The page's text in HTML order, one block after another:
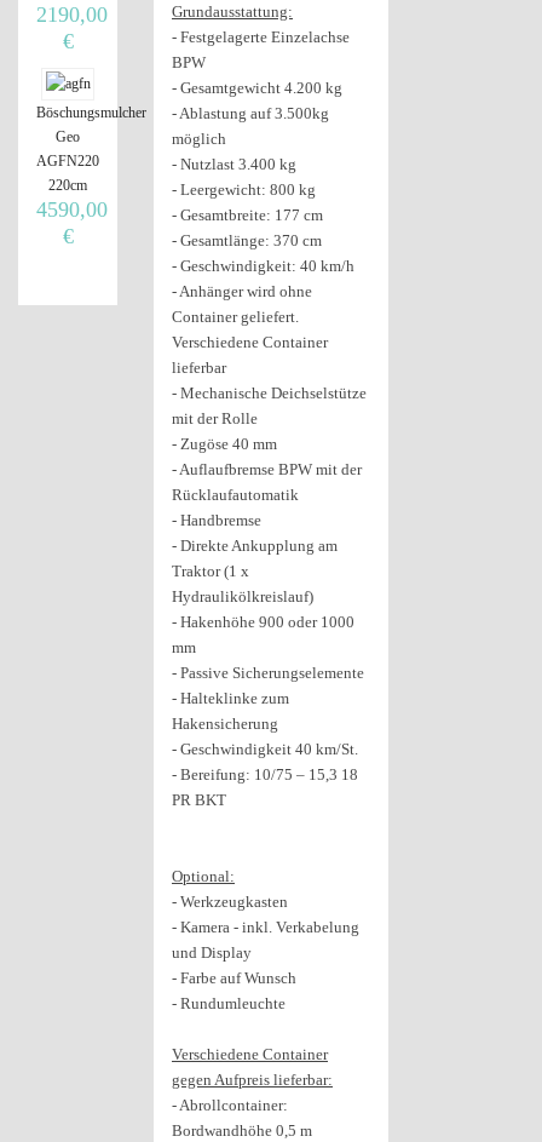
Grundausstattung:
- Festgelagerte Einzelachse
BPW
- Gesamtgewicht 4.200 kg
- Ablastung auf 3.500kg
möglich
- Nutzlast 3.400 kg
- Leergewicht: 800 kg
- Gesamtbreite: 177 cm
- Gesamtlänge: 370 cm
- Geschwindigkeit: 40 km/h
- Anhänger wird ohne
Container geliefert.
Verschiedene Container
lieferbar
- Mechanische Deichselstütze
mit der Rolle
- Zugöse 40 mm
- Auflaufbremse BPW mit der
Rücklaufautomatik
- Handbremse
- Direkte Ankupplung am
Traktor (1 x
Hydraulikölkreislauf)
- Hakenhöhe 900 oder 1000
mm
- Passive Sicherungselemente
- Halteklinke zum
Hakensicherung
- Geschwindigkeit 40 km/St.
- Bereifung: 10/75 – 15,3 18
PR BKT
Optional:
- Werkzeugkasten
- Kamera - inkl. Verkabelung
und Display
- Farbe auf Wunsch
- Rundumleuchte
Verschiedene Container
gegen Aufpreis lieferbar:
- Abrollcontainer:
Bordwandhöhe 0,5 m
2190,00
€
Böschungsmulcher
Geo
AGFN220
220cm
4590,00
€